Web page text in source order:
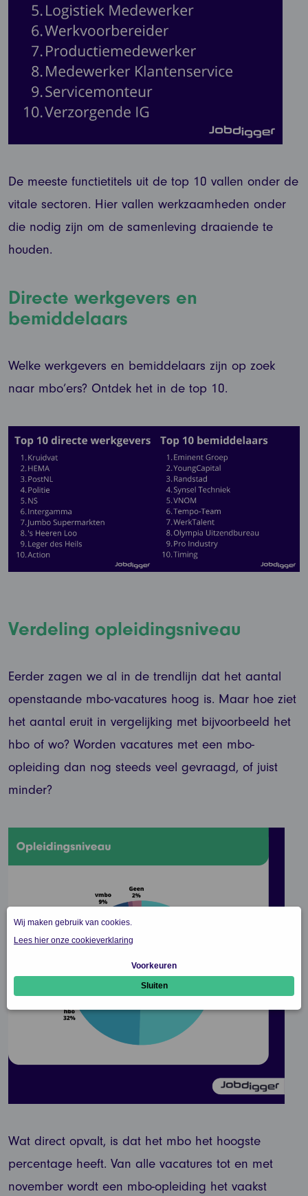
De meeste functietitels uit de top 10 vallen onder de
vitale sectoren. Hier vallen werkzaamheden onder
die nodig zijn om de samenleving draaiende te
houden.
Directe werkgevers en
bemiddelaars
Welke werkgevers en bemiddelaars zijn op zoek
naar mbo’ers? Ontdek het in de top 10.
Verdeling opleidingsniveau
Eerder zagen we al in de trendlijn dat het aantal
openstaande mbo-vacatures hoog is. Maar hoe ziet
het aantal eruit in vergelijking met bijvoorbeeld het
hbo of wo? Worden vacatures met een mbo-
opleiding dan nog steeds veel gevraagd, of juist
minder?
Wat direct opvalt, is dat het mbo het hoogste
percentage heeft. Van alle vacatures tot en met
november wordt een mbo-opleiding het vaakst